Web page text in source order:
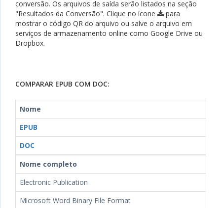
conversão. Os arquivos de saída serão listados na seção
"Resultados da Conversão". Clique no ícone
para
mostrar o código QR do arquivo ou salve o arquivo em
serviços de armazenamento online como Google Drive ou
Dropbox.
COMPARAR EPUB COM DOC:
Nome
EPUB
DOC
Nome completo
Electronic Publication
Microsoft Word Binary File Format